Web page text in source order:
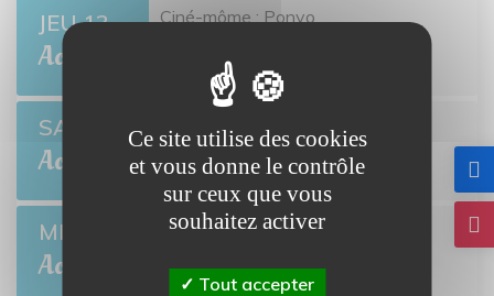
JEU 13
Août
Ciné-môme : Ponyo
SAM 22
Août BRETTEVILLE-L'ORGUEILLEUSE
MER 26
Août
Collecte de sang
Ce site utilise des cookies
et vous donne le contrôle
sur ceux que vous
souhaitez activer
Tout accepter